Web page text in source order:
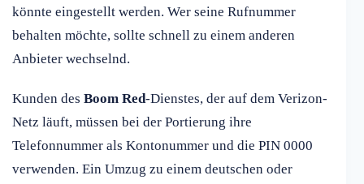
könnte eingestellt werden. Wer seine Rufnummer
behalten möchte, sollte schnell zu einem anderen
Anbieter wechselnd.
Kunden des Boom Red-Dienstes, der auf dem Verizon-
Netz läuft, müssen bei der Portierung ihre
Telefonnummer als Kontonummer und die PIN 0000
verwenden. Ein Umzug zu einem deutschen oder